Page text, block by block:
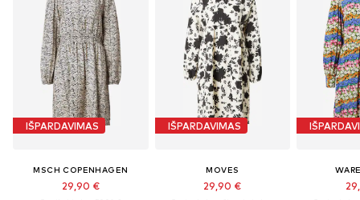
IŠPARDAVIMAS
MSCH COPENHAGEN
29,90 €
IŠPARDAVIMAS
MOVES
29,90 €